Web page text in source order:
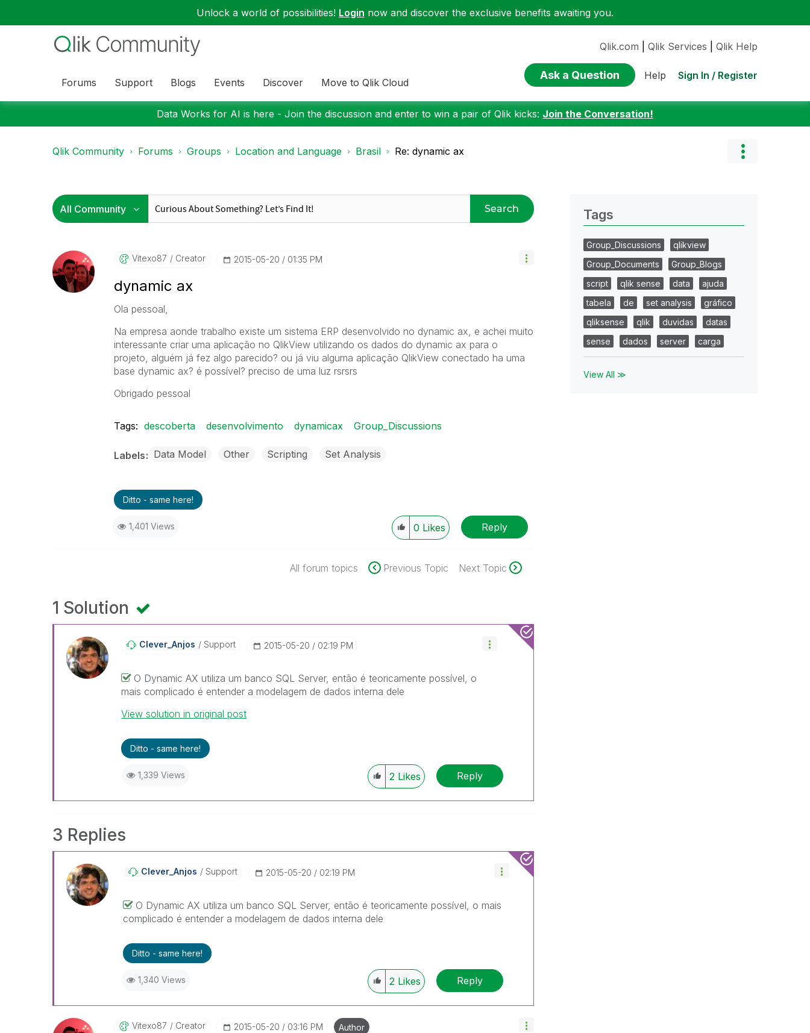
Unlock a world of possibilities! Login now and discover the exclusive benefits awaiting you.
Forums Support Blogs Events Discover Move to Qlik Cloud
Qlik.com Qlik Services Qlik Help
Ask a Question Help Sign In / Register
Data Works for AI is here - Join the discussion and enter to win a pair of Qlik kicks: Join the Conversation!
Qlik Community Forums Groups Location and Language Brasil Re: dynamic ax
Search
Vitexo87 Creator ‎2015-05-20 01:35 PM
dynamic ax
Ola pessoal,
Na empresa aonde trabalho existe um sistema ERP desenvolvido no dynamic ax, e achei muito
interessante criar uma aplicação no QlikView utilizando os dados do dynamic ax para o
projeto, alguém já fez algo parecido? ou já viu alguma aplicação QlikView conectado ha uma
base dynamic ax? é possível? preciso de uma luz rsrsrs
Obrigado pessoal
Tags: descoberta desenvolvimento dynamicax Group_Discussions
Labels Data Model Other Scripting Set Analysis
Ditto - same here!
1,401 Views 0 Likes Reply
All forum topics Previous Topic Next Topic
1 Solution
Clever_Anjos Support ‎2015-05-20 02:19 PM
O Dynamic AX utiliza um banco SQL Server, então é teoricamente possível, o
mais complicado é entender a modelagem de dados interna dele
View solution in original post
Ditto - same here!
1,339 Views 2 Likes Reply
3 Replies
Clever_Anjos Support ‎2015-05-20 02:19 PM
O Dynamic AX utiliza um banco SQL Server, então é teoricamente possível, o mais
complicado é entender a modelagem de dados interna dele
Ditto - same here!
1,340 Views 2 Likes Reply
Vitexo87 Creator ‎2015-05-20 03:16 PM Author
Tags
Group_Discussions
qlikview
Group_Documents
Group_Blogs
script
qlik sense data
ajuda
tabela
de set analysis
gráfico
qliksense
qlik duvidas
datas
sense
dados server carga
View All ≫